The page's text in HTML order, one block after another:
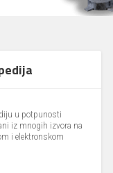
u potpunosti
iz mnogih izvora na
i elektronskom